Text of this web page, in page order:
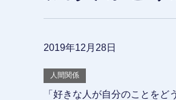
2019年12月28日
人間関係
「好きな人が自分のことを